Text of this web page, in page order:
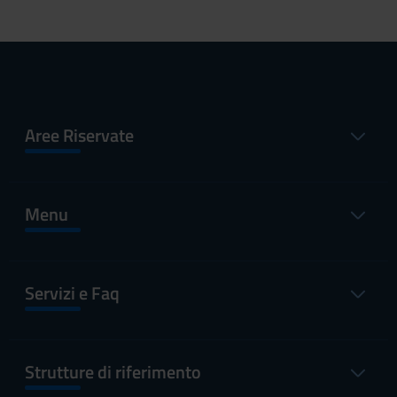
Aree Riservate
Menu
Servizi e Faq
Strutture di riferimento